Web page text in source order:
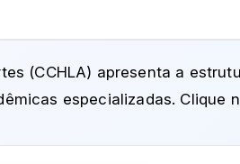
(CCHLA) apresenta a
especializadas. Clique